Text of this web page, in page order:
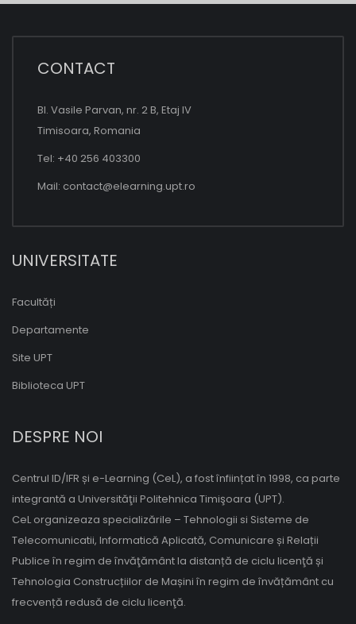
CONTACT
Bl. Vasile Parvan, nr. 2 B, Etaj IV
Timisoara, Romania
Tel: +40 256 403300
Mail: contact@elearning.upt.ro
UNIVERSITATE
Facultăți
Departamente
Site UPT
Biblioteca UPT
DESPRE NOI
Centrul ID/IFR și e-Learning (CeL), a fost înființat în 1998, ca parte
integrantă a Universităţii Politehnica Timişoara (UPT).
CeL organizeaza specializările – Tehnologii si Sisteme de
Telecomunicatii, Informatică Aplicată, Comunicare și Relații
Publice în regim de învăţământ la distanță de ciclu licenţă și
Tehnologia Construcțiilor de Mașini în regim de învățământ cu
frecvență redusă de ciclu licenţă.